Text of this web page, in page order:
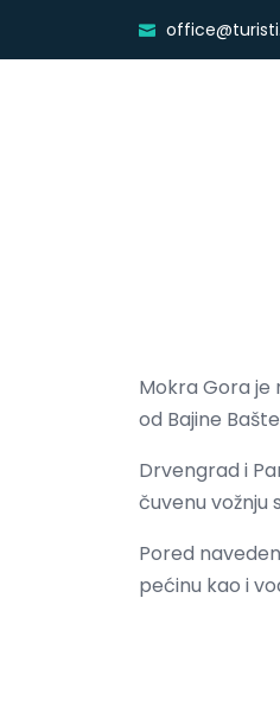
Mokra Gora je
od Bajine
Drvengrad i
čuvenu vožnju
Pored
pećinu kao i